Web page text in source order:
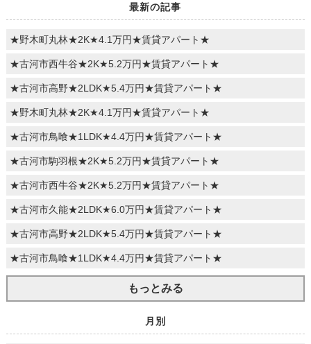
最新の記事
★野木町丸林★2K★4.1万円★賃貸アパート★
★古河市西牛谷★2K★5.2万円★賃貸アパート★
★古河市高野★2LDK★5.4万円★賃貸アパート★
★野木町丸林★2K★4.1万円★賃貸アパート★
★古河市鳥喰★1LDK★4.4万円★賃貸アパート★
★古河市駒羽根★2K★5.2万円★賃貸アパート★
★古河市西牛谷★2K★5.2万円★賃貸アパート★
★古河市久能★2LDK★6.0万円★賃貸アパート★
★古河市高野★2LDK★5.4万円★賃貸アパート★
★古河市鳥喰★1LDK★4.4万円★賃貸アパート★
もっとみる
月別